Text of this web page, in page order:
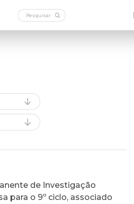
de Investigação
para o 9º ciclo, associado